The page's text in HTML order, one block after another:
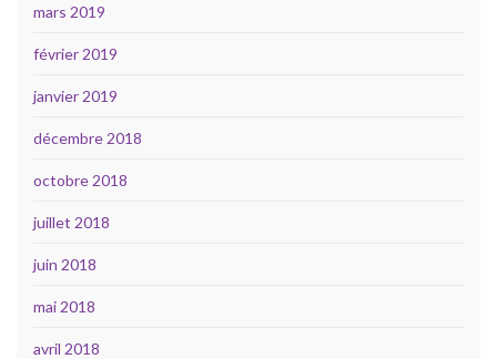
mars 2019
février 2019
janvier 2019
décembre 2018
octobre 2018
juillet 2018
juin 2018
mai 2018
avril 2018